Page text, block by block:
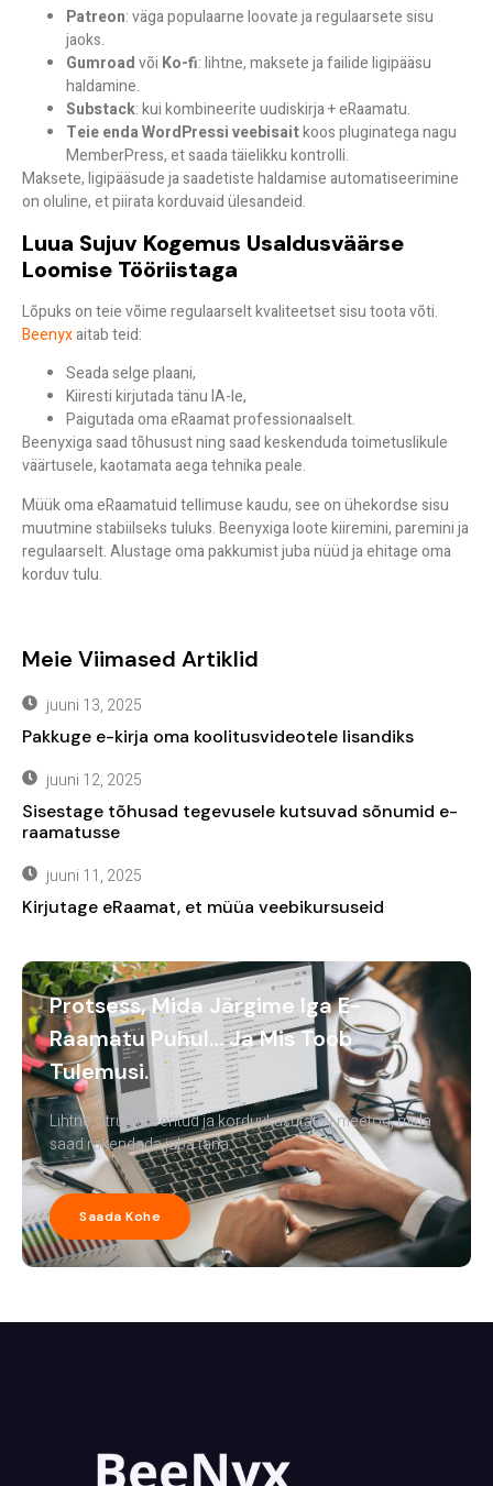
Patreon: väga populaarne loovate ja regulaarsete sisu
jaoks.
Gumroadvõi Ko-fi: lihtne, maksete ja failide ligipääsu
haldamine.
Substack: kui kombineerite uudiskirja + eRaamatu.
Teie enda WordPressi veebisaitkoos pluginatega nagu
MemberPress, et saada täielikku kontrolli.
Maksete, ligipääsude ja saadetiste haldamise automatiseerimine
on oluline, et piirata korduvaid ülesandeid.
Luua Sujuv Kogemus Usaldusväärse
Loomise Tööriistaga
Lõpuks on teie võime regulaarselt kvaliteetset sisu toota võti.
Beenyxaitab teid:
Seada selge plaani,
Kiiresti kirjutada tänu IA-le,
Paigutada oma eRaamat professionaalselt.
Beenyxiga saad tõhusust ning saad keskenduda toimetuslikule
väärtusele, kaotamata aega tehnika peale.
Müük oma eRaamatuid tellimuse kaudu, see on ühekordse sisu
muutmine stabiilseks tuluks. Beenyxiga loote kiiremini, paremini ja
regulaarselt. Alustage oma pakkumist juba nüüd ja ehitage oma
korduv tulu.
Meie Viimased Artiklid
juuni 13, 2025
Pakkuge e-kirja oma koolitusvideotele lisandiks
juuni 12, 2025
Sisestage tõhusad tegevusele kutsuvad sõnumid e-
raamatusse
juuni 11, 2025
Kirjutage eRaamat, et müüa veebikursuseid
Protsess, Mida Järgime Iga E-
Raamatu Puhul… Ja Mis Toob
Tulemusi.
Lihtne, struktureeritud ja korduvkasutatav meetod, mida
saad rakendada juba täna.
Saada Kohe